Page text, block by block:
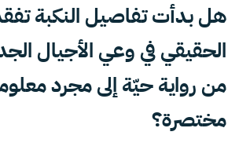
هل بدأت تفاصيل النكبة
الحقيقي في وعي الأجيال
من رواية حيّة إلى مجرد
مختصرة؟